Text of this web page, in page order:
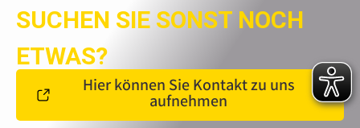
SUCHEN SIE SONST NOCH
ETWAS?
Hier können Sie Kontakt zu uns
aufnehmen